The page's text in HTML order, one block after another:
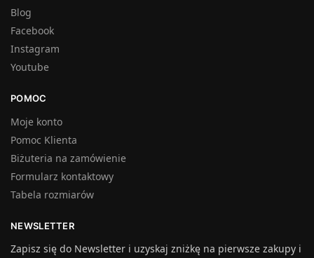
Blog
Facebook
Instagram
Youtube
POMOC
Moje konto
Pomoc Klienta
Biżuteria na zamówienie
Formularz kontaktowy
Tabela rozmiarów
NEWSLETTER
Zapisz się do Newsletter i uzyskaj zniżkę na pierwsze zakupy i